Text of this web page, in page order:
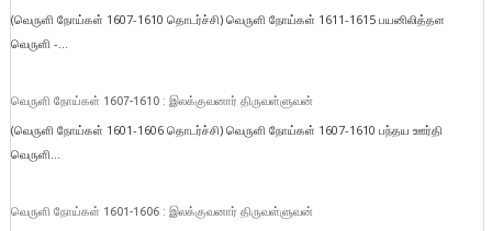
(வெருளி நோய்கள் 1607-1610 தொடர்ச்சி) வெருளி நோய்கள் 1611-1615 பயனிலித்தள
வெருளி -...
வெருளி நோய்கள் 1607-1610 : இலக்குவனார் திருவள்ளுவன்
(வெருளி நோய்கள் 1601-1606 தொடர்ச்சி) வெருளி நோய்கள் 1607-1610 பந்தய ஊர்தி
வெருளி...
வெருளி நோய்கள் 1601-1606 : இலக்குவனார் திருவள்ளுவன்